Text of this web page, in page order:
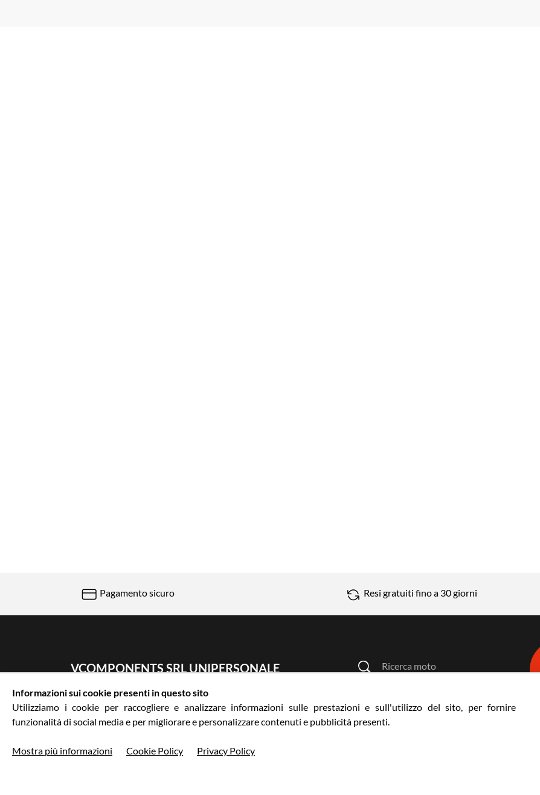
Pagamento sicuro Resi gratuiti fino a 30 giorni
VCOMPONENTS SRL UNIPERSONALE
Via Galileo Galilei 5 | Verano Brianza (MB) 20843 | ITALY
0362-805407-info@valtermoto.com
Ricerca moto
©
Informazioni sui cookie presenti in questo sito
Utilizziamo i cookie per raccogliere e analizzare informazioni sulle prestazioni e sull'utilizzo del sito, per fornire
funzionalità di social media e per migliorare e personalizzare contenuti e pubblicità presenti.
Mostra più informazioni Cookie Policy Privacy Policy